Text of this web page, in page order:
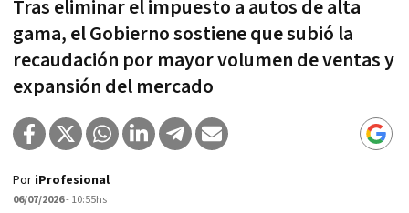
Tras eliminar el impuesto a autos de alta
gama, el Gobierno sostiene que subió la
recaudación por mayor volumen de ventas y
expansión del mercado
Por iProfesional
06/07/2026- 10:55hs